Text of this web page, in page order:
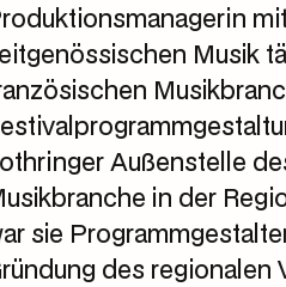
Musik
Außenstelle
in der
sie
des regionalen